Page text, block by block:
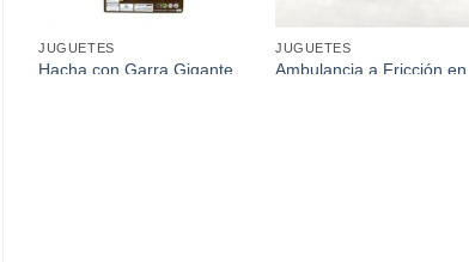
JUGUETES
Hacha con Garra Gigante
JUGUETES
Ambulancia a Fricción en